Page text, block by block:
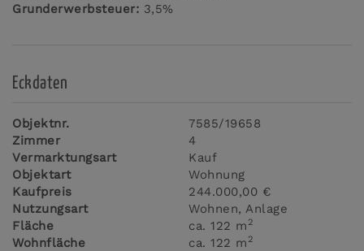
Grunderwerbsteuer: 3,5%
Eckdaten
Objektnr.
7585/19658
Zimmer
4
Vermarktungsart
Kauf
Objektart
Wohnung
Kaufpreis
244.000,00 €
Nutzungsart
Wohnen Anlage
Fläche
ca. 122 m 2
Wohnfläche ca. 122 m 2